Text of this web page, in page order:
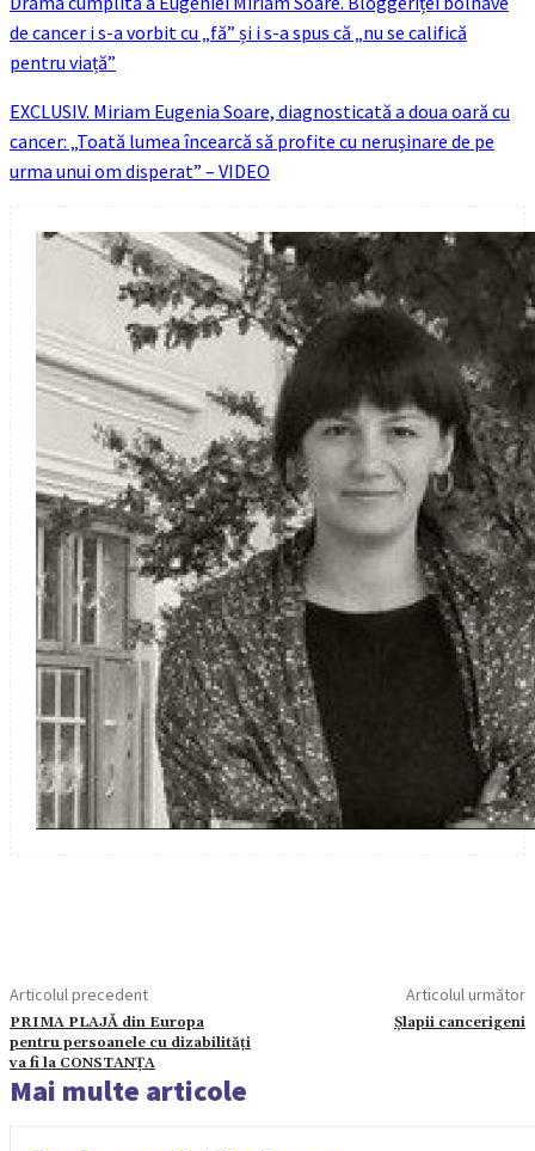
de cancer i s-a vorbit cu „fă” și i s-a spus că „nu se califică
pentru viață”
EXCLUSIV. Miriam Eugenia Soare, diagnosticată a doua oară cu
cancer: „Toată lumea încearcă să profite cu nerușinare de pe
urma unui om disperat” – VIDEO
Articolul precedent
PRIMA PLAJĂ din Europa
pentru persoanele cu dizabilități
va fi la CONSTANȚA
Articolul următor
Șlapii cancerigeni
Mai multe articole